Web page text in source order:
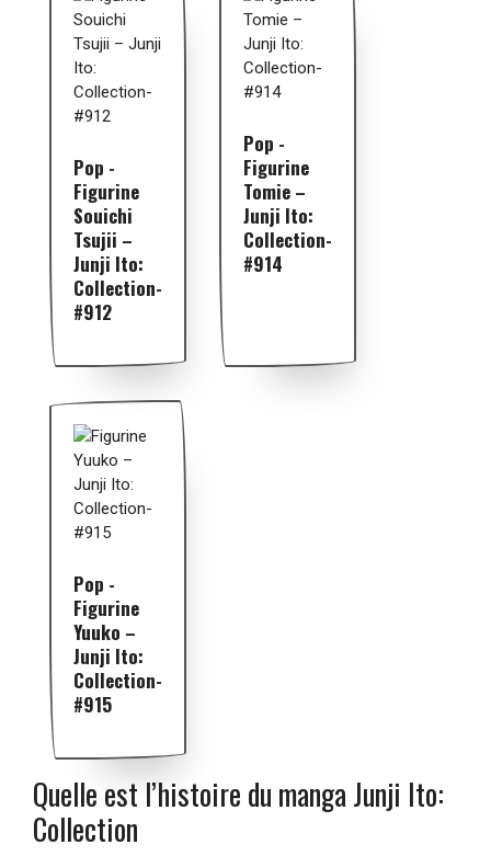
Pop -
Figurine
Souichi
Tsujii –
Junji Ito:
Collection-
#912
Pop -
Figurine
Tomie –
Junji Ito:
Collection-
#914
Pop -
Figurine
Yuuko –
Junji Ito:
Collection-
#915
Quelle est l’histoire du manga Junji Ito:
Collection